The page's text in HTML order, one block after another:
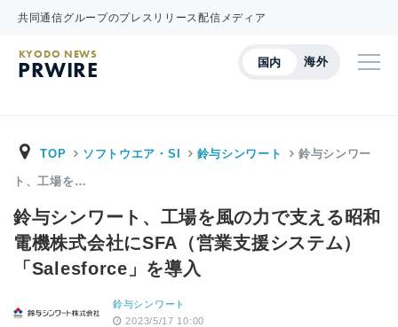
共同通信グループのプレスリリース配信メディア
国内 海外
KYODO NEWS
PRWIRE
TOP ソフトウエア・SI 鈴与シンワート 鈴与シンワー
ト、工場を…
鈴与シンワート、工場を風の力で支える昭和
電機株式会社にSFA（営業支援システム）
「Salesforce」を導入
鈴与シンワート
2023/5/17 10:00